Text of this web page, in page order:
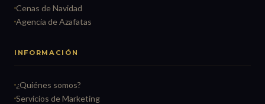
Cenas de Navidad
Agencia de Azafatas
INFORMACIÓN
¿Quiénes somos?
Servicios de Marketing